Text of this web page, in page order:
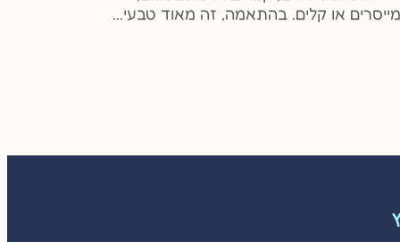
מייסרים או קלים. בהתאמה, זה מאוד טבעי...